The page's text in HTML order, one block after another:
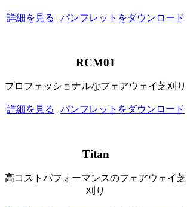
詳細を見る パンフレットをダウンロード
RCM01
プロフェッショナルなフェアウェイ芝刈り
詳細を見る パンフレットをダウンロード
Titan
高コストパフォーマンスのフェアウェイ芝
刈り